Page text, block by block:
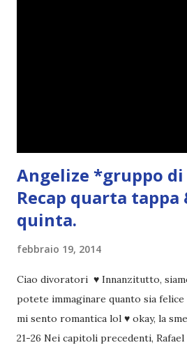
Angelize *gruppo
Recap quarta
quinta.
febbraio 19, 2014
Ciao divoratori ♥ Innanzitutto,
potete immaginare quanto sia
mi sento romantica lol ♥ okay, la
21-26 Nei capitoli precedenti,